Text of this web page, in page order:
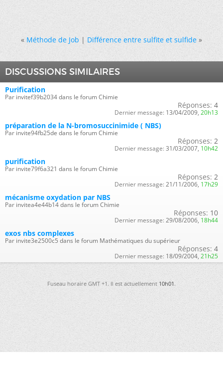
« Méthode de Job|Différence entre sulfite et sulfide »
DISCUSSIONS SIMILAIRES
Purification
Par invitef39b2034 dans le forum Chimie
Réponses: 4
Dernier message: 13/04/2009, 20h13
préparation de la N-bromosuccinimide ( NBS)
Par invite94fb25de dans le forum Chimie
Réponses: 2
Dernier message: 31/03/2007, 10h42
purification
Par invite79f6a321 dans le forum Chimie
Réponses: 2
Dernier message: 21/11/2006, 17h29
mécanisme oxydation par NBS
Par invitea4e44b14 dans le forum Chimie
Réponses: 10
Dernier message: 29/08/2006, 18h44
exos nbs complexes
Par invite3e2500c5 dans le forum Mathématiques du supérieur
Réponses: 4
Dernier message: 18/09/2004, 21h25
Fuseau horaire GMT +1. Il est actuellement10h01.